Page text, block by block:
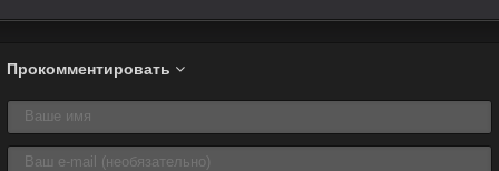
Прокомментировать